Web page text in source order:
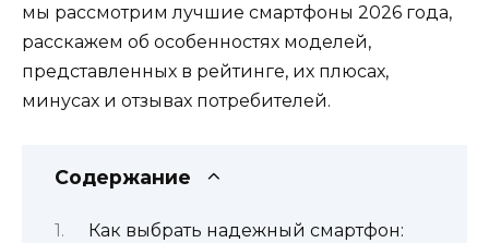
мы рассмотрим лучшие смартфоны 2026 года,
расскажем об особенностях моделей,
представленных в рейтинге, их плюсах,
минусах и отзывах потребителей.
Содержание
Как выбрать надежный смартфон: